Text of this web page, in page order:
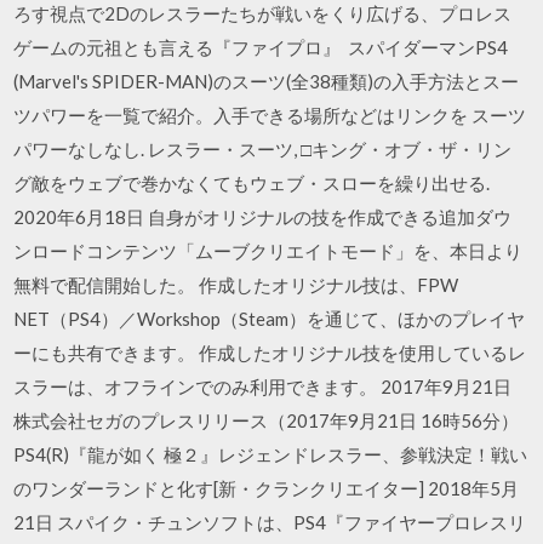
ろす視点で2Dのレスラーたちが戦いをくり広げる、プロレス
ゲームの元祖とも言える『ファイプロ』 スパイダーマンPS4
(Marvel's SPIDER-MAN)のスーツ(全38種類)の入手方法とスー
ツパワーを一覧で紹介。入手できる場所などはリンクを スーツ
パワーなしなし. レスラー・スーツ, □キング・オブ・ザ・リン
グ敵をウェブで巻かなくてもウェブ・スローを繰り出せる.
2020年6月18日 自身がオリジナルの技を作成できる追加ダウ
ンロードコンテンツ「ムーブクリエイトモード」を、本日より
無料で配信開始した。 作成したオリジナル技は、FPW
NET（PS4）／Workshop（Steam）を通じて、ほかのプレイヤ
ーにも共有できます。 作成したオリジナル技を使用しているレ
スラーは、オフラインでのみ利用できます。 2017年9月21日
株式会社セガのプレスリリース（2017年9月21日 16時56分）
PS4(R)『龍が如く 極２』レジェンドレスラー、参戦決定！戦い
のワンダーランドと化す[新・クランクリエイター] 2018年5月
21日 スパイク・チュンソフトは、PS4『ファイヤープロレスリ